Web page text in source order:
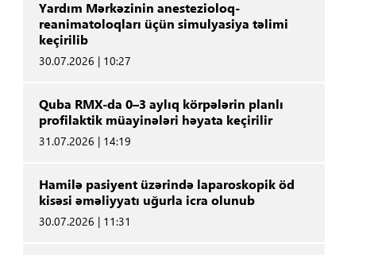
Yardım Mərkəzinin anestezioloq-
reanimatoloqları üçün simulyasiya təlimi
keçirilib
30.07.2026 | 10:27
Quba RMX-da 0–3 aylıq körpələrin planlı
profilaktik müayinələri həyata keçirilir
31.07.2026 | 14:19
Hamilə pasiyent üzərində laparoskopik öd
kisəsi əməliyyatı uğurla icra olunub
30.07.2026 | 11:31